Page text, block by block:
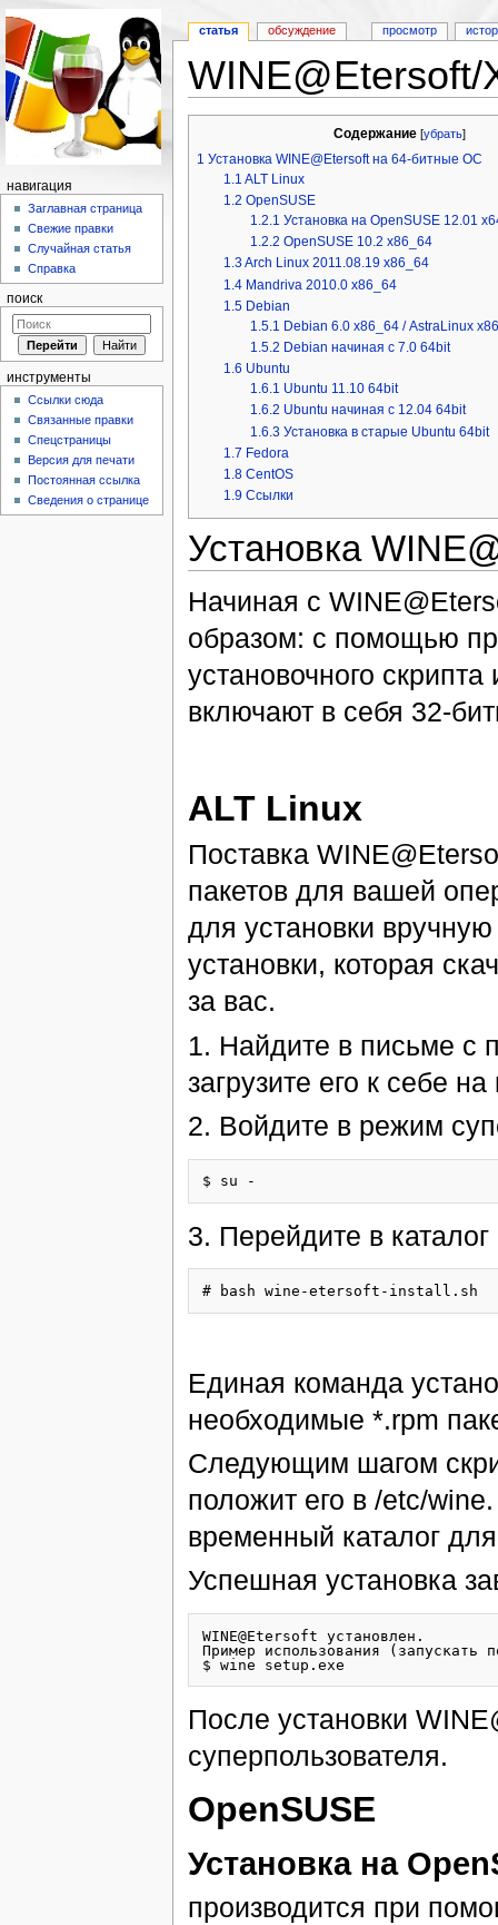
WINE@Etersoft/
Содержание[убрать]
1 Установка WINE@Etersoft на 64-битные ОС
1.1 ALT Linux
1.2 OpenSUSE
1.2.1 Установка на OpenSUSE 12.01
1.2.2 OpenSUSE 10.2 x86_64
1.3Arch Linux 2011.08.19 x86_64
1.4 Mandriva 2010.0 x86_64
1.5 Debian
1.5.1 Debian 6.0 х86_64 / AstraLinux
1.5.2 Debian начиная с 7.0 64bit
1.6 Ubuntu
1.6.1 Ubuntu 11.10 64bit
1.6.2 Ubuntu начиная с 12.04 64bit
1.6.3 Установка в старые Ubuntu 64bit
1.7 Fedora
1.8 CentOS
1.9 Ссылки
Установка
Начиная с
образом: с помощью
установочного
включают в себя 32-
ALT Linux
Поставка
пакетов для вашей
для установки
установки, которая
за вас.
1. Найдите в письме с
загрузите его к себе
2. Войдите в режим
3. Перейдите в
Единая команда
необходимые *.rpm
Следующим шагом
положит его в /etc/
временный каталог
Успешная установка
WINE@Etersoft установлен.
Пример использования (запускать
После установки
суперпользователя.
OpenSUSE
Установка на
производится при
статья обсуждение просмотр
навигация
Заглавная страница
Свежие правки
Случайная статья
Справка
поиск
инструменты
Ссылки сюда
Связанные правки
Спецстраницы
Версия для печати
Постоянная ссылка
Сведения о странице